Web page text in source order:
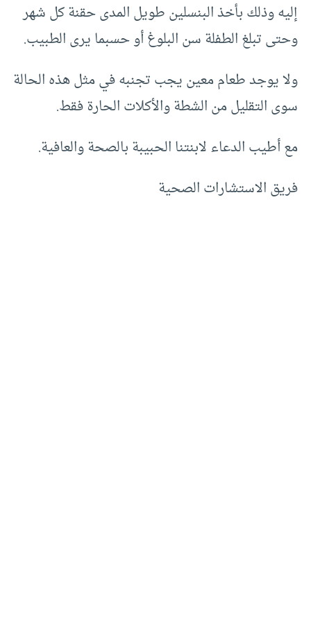
إليه وذلك بأخذ البنسلين طويل المدى حقنة كل شهر
وحتى تبلغ الطفلة سن البلوغ أو حسبما يرى الطبيب.
ولا يوجد طعام معين يجب تجنبه في مثل هذه الحالة
سوى التقليل من الشطة والأكلات الحارة فقط.
مع أطيب الدعاء لابنتنا الحبيبة بالصحة والعافية.
فريق الاستشارات الصحية